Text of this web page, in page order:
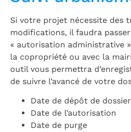
Si votre projet nécessite des
modifications, il faudra
« autorisation administrative
la copropriété ou avec la
outil vous permettra
de suivre l’avancé de votre
Date de dépôt de dossier
Date de l’autorisation
Date de purge